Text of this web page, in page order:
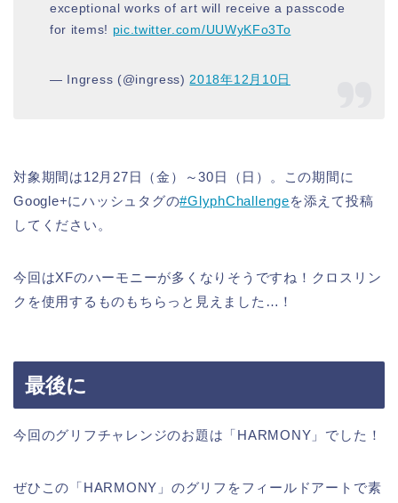
exceptional works of art will receive a passcode
for items! pic.twitter.com/UUWyKFo3To
— Ingress (@ingress) 2018年12月10日
対象期間は12月27日（金）～30日（日）。この期間に
Google+にハッシュタグの#GlyphChallengeを添えて投稿
してください。
今回はXFのハーモニーが多くなりそうですね！クロスリン
クを使用するものもちらっと見えました…！
最後に
今回のグリフチャレンジのお題は「HARMONY」でした！
ぜひこの「HARMONY」のグリフをフィールドアートで素